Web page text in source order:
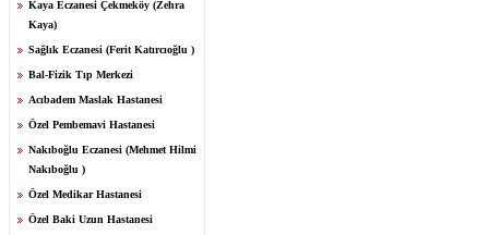
Kaya Eczanesi Çekmeköy (Zehra
Kaya)
Sağlık Eczanesi (Ferit Katırcıoğlu )
Bal-Fizik Tıp Merkezi
Acıbadem Maslak Hastanesi
Özel Pembemavi Hastanesi
Nakıboğlu Eczanesi (Mehmet Hilmi
Nakıboğlu )
Özel Medikar Hastanesi
Özel Baki Uzun Hastanesi